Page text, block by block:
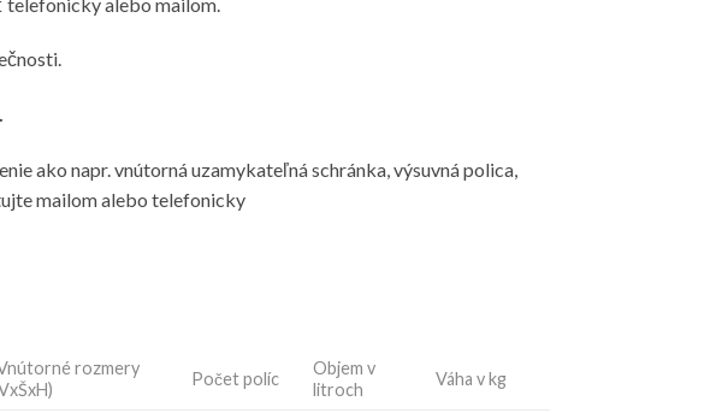
ako napr. vnútorná uzamykateľná schránka, výsuvná polica,
mailom alebo telefonicky
rozmery
Počet políc
Objem v
litroch
Váha v kg